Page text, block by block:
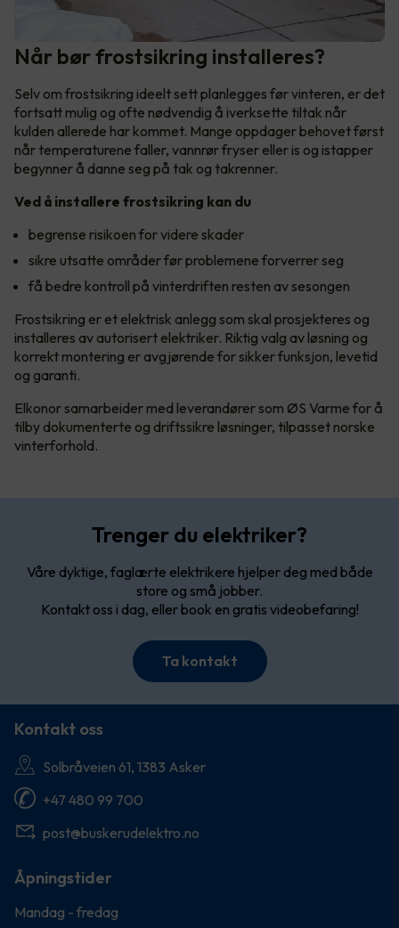
Når bør frostsikring installeres?
Selv om frostsikring ideelt sett planlegges før vinteren, er det
fortsatt mulig og ofte nødvendig å iverksette tiltak når
kulden allerede har kommet. Mange oppdager behovet først
når temperaturene faller, vannrør fryser eller is og istapper
begynner å danne seg på tak og takrenner.
Ved å installere frostsikring kan du
begrense risikoen for videre skader
sikre utsatte områder før problemene forverrer seg
få bedre kontroll på vinterdriften resten av sesongen
Frostsikring er et elektrisk anlegg som skal prosjekteres og
installeres av autorisert elektriker. Riktig valg av løsning og
korrekt montering er avgjørende for sikker funksjon, levetid
og garanti.
Elkonor samarbeider med leverandører som ØS Varme for å
tilby dokumenterte og driftssikre løsninger, tilpasset norske
vinterforhold.
Trenger du elektriker?
Våre dyktige, faglærte elektrikere hjelper deg med både
store og små jobber.
Kontakt oss i dag, eller book en gratis videobefaring!
Ta kontakt
Kontakt oss
Solbråveien 61, 1383 Asker
+47 480 99 700
post@buskerudelektro.no
Åpningstider
Mandag - fredag